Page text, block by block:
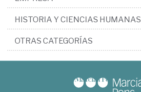
HISTORIA Y CIENCIAS HUMANAS
OTRAS CATEGORÍAS